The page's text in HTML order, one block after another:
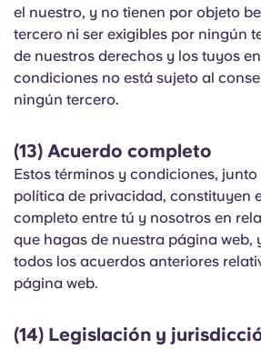
el nuestro, y no tienen por objeto
tercero ni ser exigibles por ningún
de nuestros derechos y los tuyos
condiciones no está sujeto al
ningún tercero.
(13) Acuerdo completo
Estos términos y condiciones,
política de privacidad, constituyen
completo entre tú y nosotros en
que hagas de nuestra página web,
todos los acuerdos anteriores
página web.
(14) Legislación y